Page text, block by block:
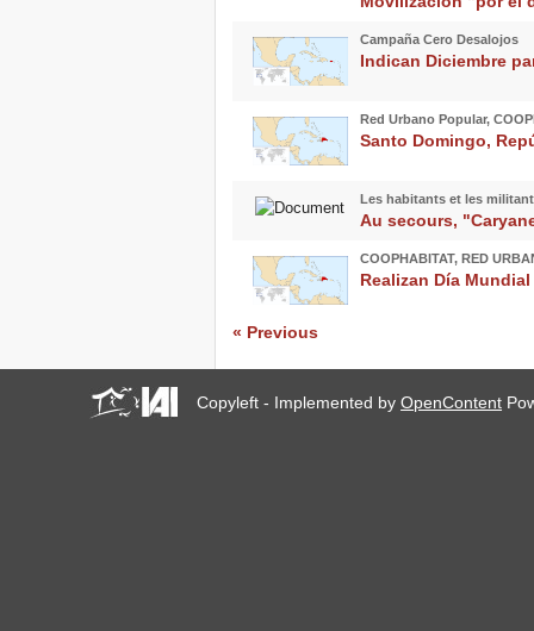
Campaña Cero Desalojos
Indican Diciembre
Red Urbano Popular,
Santo Domingo,
Les habitants et les
Au secours,
COOPHABITAT, RED
Realizan Día
« Previous
Copyleft - Implemented byOpenContent